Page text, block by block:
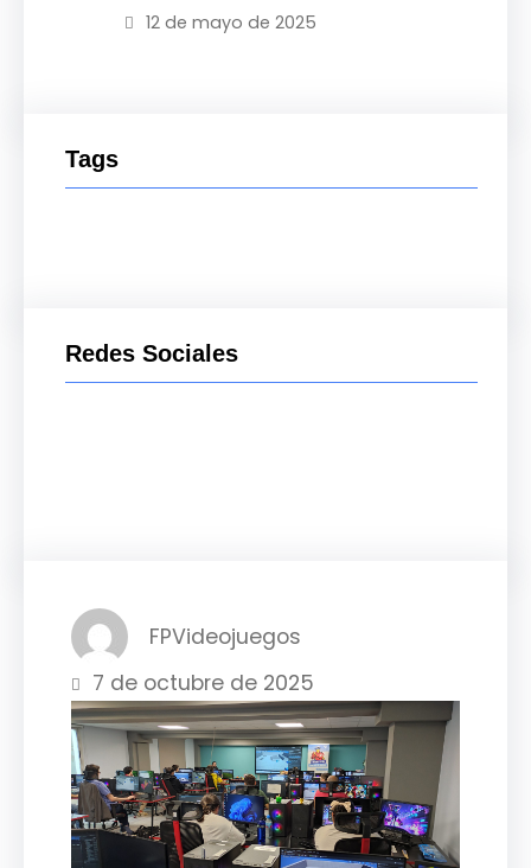
12 de mayo de 2025
Tags
Redes Sociales
FPVideojuegos
7 de octubre de 2025